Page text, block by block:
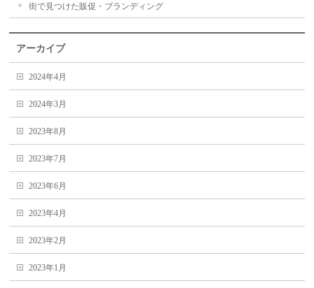
街で見つけた販促・ブランディング
アーカイブ
2024年4月
2024年3月
2023年8月
2023年7月
2023年6月
2023年4月
2023年2月
2023年1月